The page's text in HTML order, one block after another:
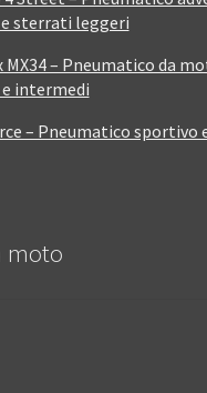
sterrati leggeri
MX34 – Pneumatico da
intermedi
– Pneumatico sportivo
moto